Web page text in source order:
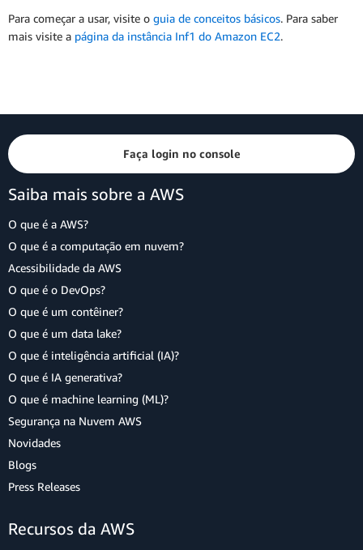
Para começar a usar, visite o guia de conceitos básicos. Para saber
mais visite a página da instância Inf1 do Amazon EC2.
Faça login no console
Saiba mais sobre a AWS
O que é a AWS?
O que é a computação em nuvem?
Acessibilidade da AWS
O que é o DevOps?
O que é um contêiner?
O que é um data lake?
O que é inteligência artificial (IA)?
O que é IA generativa?
O que é machine learning (ML)?
Segurança na Nuvem AWS
Novidades
Blogs
Press Releases
Recursos da AWS